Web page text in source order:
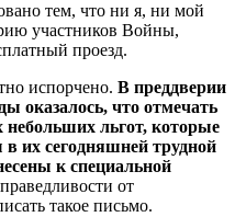
тем, что ни я, ни мой
участников Войны,
проезд.
испорчено. В преддверии
оказалось, что отмечать
небольших льгот, которые
их сегодняшней трудной
к специальной
от
такое письмо.